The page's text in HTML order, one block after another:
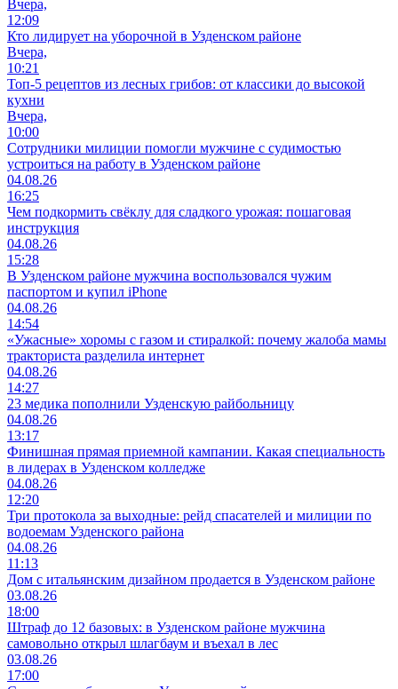
Вчера,
12:09
Кто лидирует на уборочной в Узденском районе
Вчера,
10:21
Топ-5 рецептов из лесных грибов: от классики до высокой
кухни
Вчера,
10:00
Сотрудники милиции помогли мужчине с судимостью
устроиться на работу в Узденском районе
04.08.26
16:25
Чем подкормить свёклу для сладкого урожая: пошаговая
инструкция
04.08.26
15:28
В Узденском районе мужчина воспользовался чужим
паспортом и купил iPhone
04.08.26
14:54
«Ужасные» хоромы с газом и стиралкой: почему жалоба мамы
тракториста разделила интернет
04.08.26
14:27
23 медика пополнили Узденскую райбольницу
04.08.26
13:17
Финишная прямая приемной кампании. Какая специальность
в лидерах в Узденском колледже
04.08.26
12:20
Три протокола за выходные: рейд спасателей и милиции по
водоемам Узденского района
04.08.26
11:13
Дом с итальянским дизайном продается в Узденском районе
03.08.26
18:00
Штраф до 12 базовых: в Узденском районе мужчина
самовольно открыл шлагбаум и въехал в лес
03.08.26
17:00